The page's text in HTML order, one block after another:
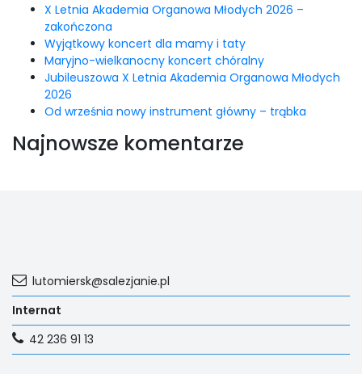
X Letnia Akademia Organowa Młodych 2026 –
zakończona
Wyjątkowy koncert dla mamy i taty
Maryjno-wielkanocny koncert chóralny
Jubileuszowa X Letnia Akademia Organowa Młodych
2026
Od września nowy instrument główny – trąbka
Najnowsze komentarze
lutomiersk@salezjanie.pl
Internat
42 236 91 13